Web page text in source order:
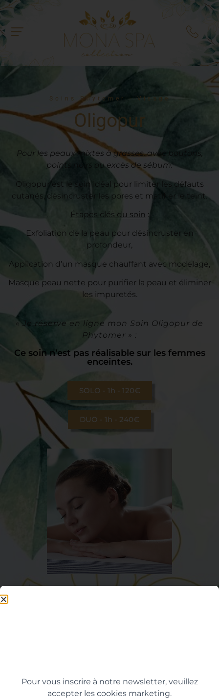
Soins Phytomer - Visage
Oligopur
Pour les peaux mixtes à grasses, avec boutons,
points noirs ou excès de sébum.
Oligopur est le soin idéal pour limiter les défauts
cutanés, désincruster les pores et matifier le teint.
Étapes clés du soin :
Exfoliation de la peau pour désincruster en
profondeur,
Application d’un masque chauffant avec modelage,
Masque peau nette pour purifier la peau et éliminer
les impuretés.
« Je réserve en ligne mon Soin Oligopur de
Phytomer » :
Ce soin n’est pas réalisable sur les femmes
enceintes.
SOLO - 1h - 120€
DUO - 1h - 240€
Pour vous inscrire à notre newsletter, veuillez
accepter les cookies marketing.